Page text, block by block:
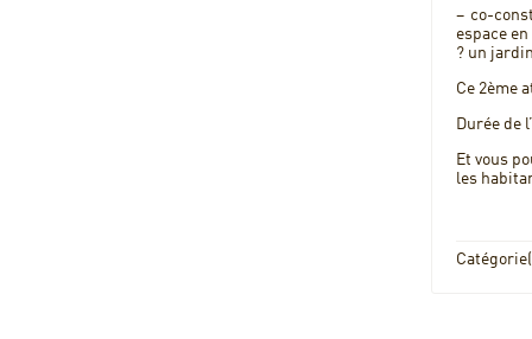
– co-
espace
? un
Ce 2ème
Durée de
Et vous
les